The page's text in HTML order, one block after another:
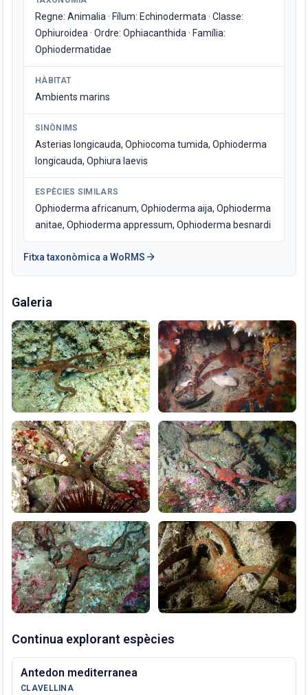
Regne: Animalia · Fílum: Echinodermata · Classe:
Ophiuroidea · Ordre: Ophiacanthida · Família:
Ophiodermatidae
HÀBITAT
Ambients marins
SINÒNIMS
Asterias longicauda, Ophiocoma tumida, Ophioderma
longicauda, Ophiura laevis
ESPÈCIES SIMILARS
Ophioderma africanum, Ophioderma aija, Ophioderma
anitae, Ophioderma appressum, Ophioderma besnardi
Fitxa taxonòmica a WoRMS arrow_forward
Galeria
Continua explorant espècies
Antedon mediterranea
CLAVELLINA